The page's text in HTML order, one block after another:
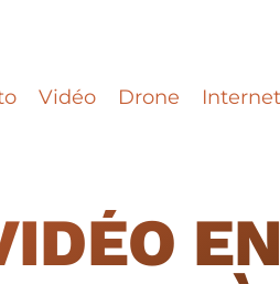
Vidéo Drone Internet